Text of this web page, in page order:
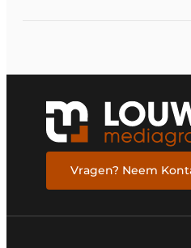
Vragen? Neem